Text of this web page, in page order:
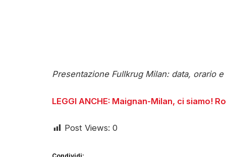
Presentazione Fullkrug Milan: data, orario
LEGGI ANCHE: Maignan-Milan, ci siamo!
Post Views: 0